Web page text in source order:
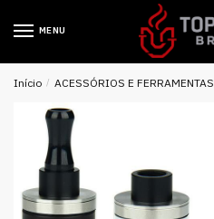
MENU
Início / ACESSÓRIOS E FERRAMENTAS